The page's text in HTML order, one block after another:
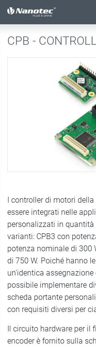
configurazione attiva
CPB -
I controller di motori
essere integrati nelle
personalizzati in
varianti: CPB3 con
potenza nominale di 300
di 750 W. Poiché hanno
un'identica
possibile implementare
scheda portante
con requisiti diversi per
Il circuito hardware per il
encoder è fornito sulla